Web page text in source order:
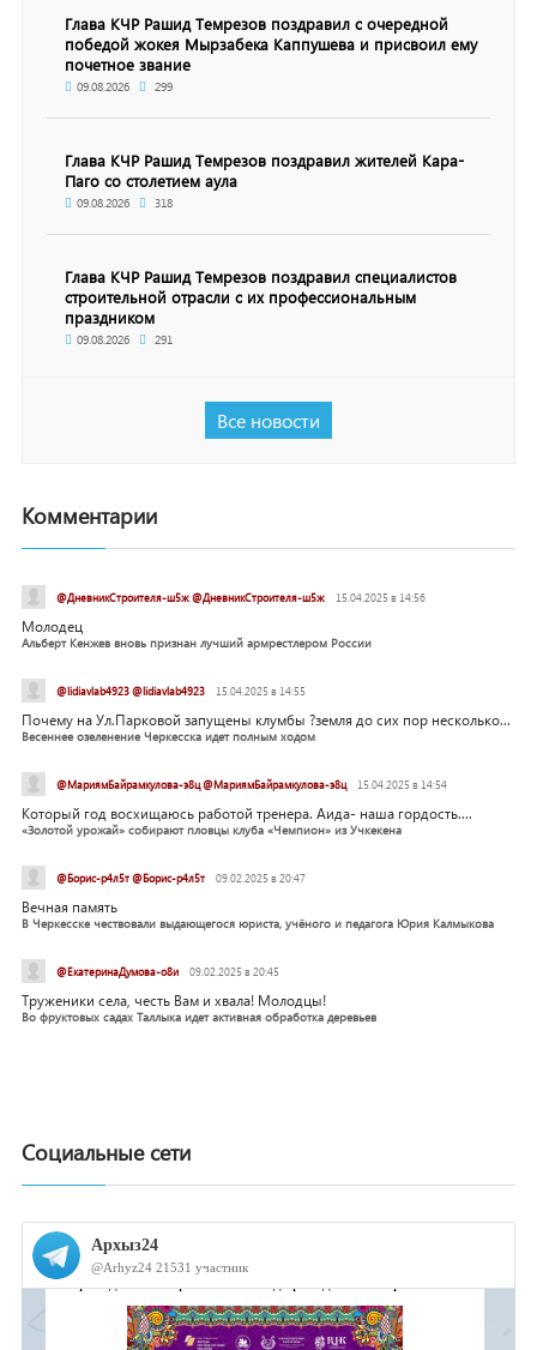
Глава КЧР Рашид Темрезов поздравил с очередной
победой жокея Мырзабека Каппушева и присвоил ему
почетное звание
09.08.2026 299
Глава КЧР Рашид Темрезов поздравил жителей Кара-
Паго со столетием аула
09.08.2026 318
Глава КЧР Рашид Темрезов поздравил специалистов
строительной отрасли с их профессиональным
праздником
09.08.2026 291
Все новости
Комментарии
@ДневникСтроителя-ш5ж @ДневникСтроителя-ш5ж 15.04.2025 в 14:56
Молодец
Альберт Кенжев вновь признан лучший армрестлером России
@lidiavlab4923 @lidiavlab4923 15.04.2025 в 14:55
Почему на Ул.Парковой запущены клумбы ?земля до сих пор несколько...
Весеннее озеленение Черкесска идет полным ходом
@МариямБайрамкулова-э8ц @МариямБайрамкулова-э8ц 15.04.2025 в 14:54
Который год восхищаюсь работой тренера. Аида- наша гордость....
«Золотой урожай» собирают пловцы клуба «Чемпион» из Учкекена
@Борис-р4л5т @Борис-р4л5т 09.02.2025 в 20:47
Вечная память
В Черкесске чествовали выдающегося юриста, учёного и педагога Юрия Калмыкова
@ЕкатеринаДумова-о8и 09.02.2025 в 20:45
Труженики села, честь Вам и хвала! Молодцы!
Во фруктовых садах Таллыка идет активная обработка деревьев
Социальные сети